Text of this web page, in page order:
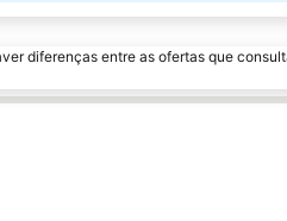
diferenças entre as ofertas que